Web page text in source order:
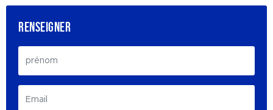
RENSEIGNER